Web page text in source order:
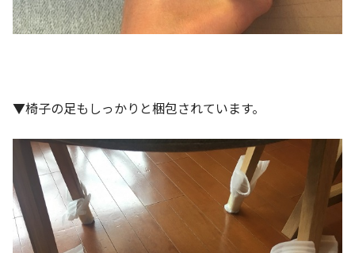
▼椅子の足もしっかりと梱包されています。